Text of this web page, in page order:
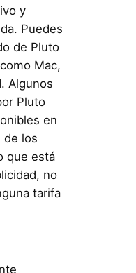
y
Puedes
de Pluto
Mac,
Algunos
Pluto
en
de los
que está
no
tarifa